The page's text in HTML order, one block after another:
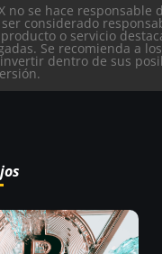
no se hace
considerado
o servicio
Se recomienda a
dentro de sus